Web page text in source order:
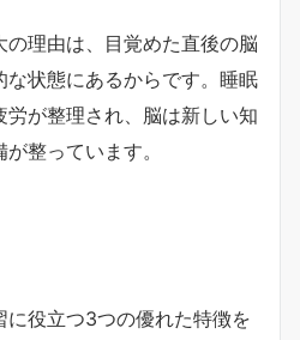
理由は、目覚めた直後の脳
な状態にあるからです。睡眠
が整理され、脳は新しい知
整っています。
役立つ3つの優れた特徴を